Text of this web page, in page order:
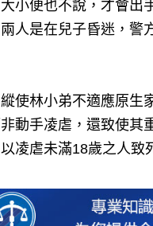
小便也不說，才會
人是在兒子昏迷，警
使林小弟不適應原
動手凌虐，還致使
凌虐未滿18歲之人致